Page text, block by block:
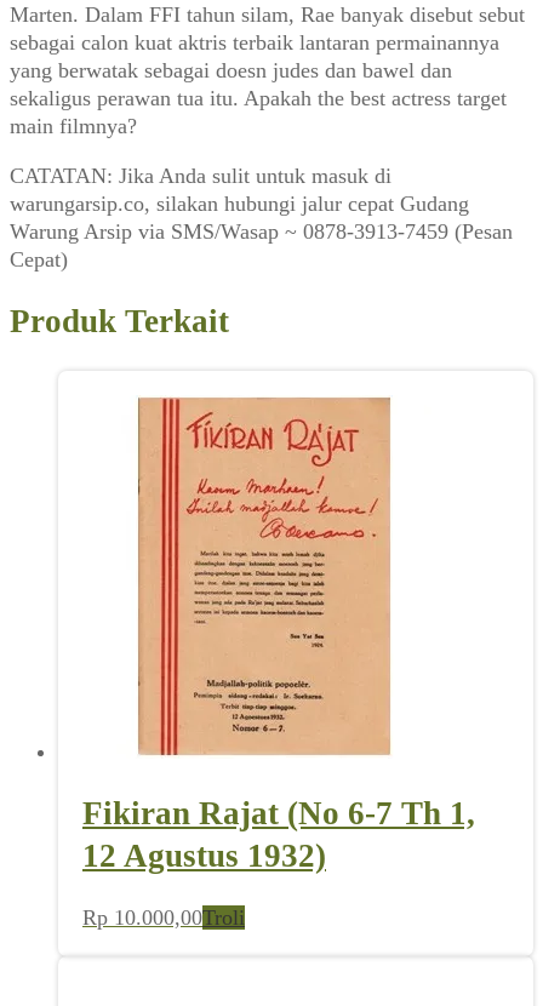
Marten. Dalam FFI tahun silam, Rae banyak disebut sebut
sebagai calon kuat aktris terbaik lantaran permainannya
yang berwatak sebagai doesn judes dan bawel dan
sekaligus perawan tua itu. Apakah the best actress target
main filmnya?
CATATAN: Jika Anda sulit untuk masuk di
warungarsip.co, silakan hubungi jalur cepat Gudang
Warung Arsip via SMS/Wasap ~ 0878-3913-7459 (Pesan
Cepat)
Produk Terkait
Fikiran Rajat (No 6-7 Th 1,
12 Agustus 1932)
Rp 10.000,00Troli